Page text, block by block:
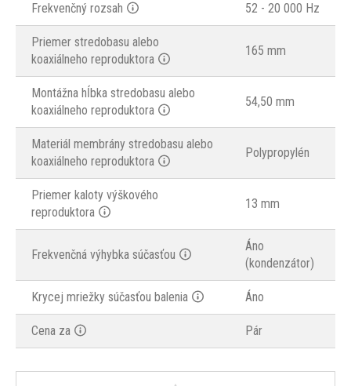
Frekvenčný rozsah 52 - 20 000 Hz
Priemer stredobasu alebo
koaxiálneho reproduktora
165 mm
Montážna hĺbka stredobasu alebo
koaxiálneho reproduktora
54,50 mm
Materiál membrány stredobasu alebo
koaxiálneho reproduktora
Polypropylén
Priemer kaloty výškového
reproduktora
13 mm
Frekvenčná výhybka súčasťou
Áno
(kondenzátor)
Krycej mriežky súčasťou balenia Áno
Cena za Pár